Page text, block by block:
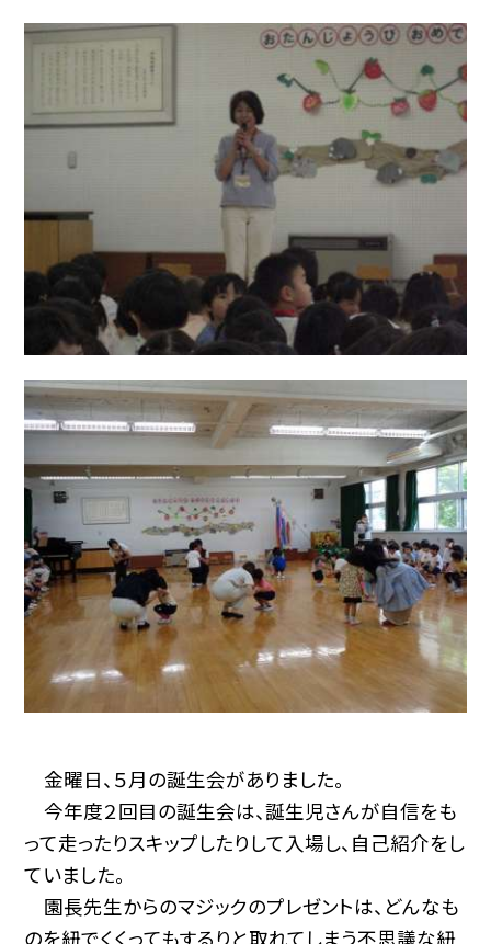
金曜日、５月の誕生会がありました。
今年度２回目の誕生会は、誕生児さんが自信をも
って走ったりスキップしたりして入場し、自己紹介をし
ていました。
園長先生からのマジックのプレゼントは、どんなも
のを紐でくくってもするりと取れてしまう不思議な紐